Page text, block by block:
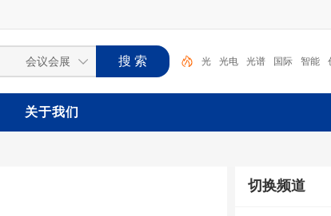
光 光电 光谱 国际 智能
子 海 光学
关于我们
切换频道